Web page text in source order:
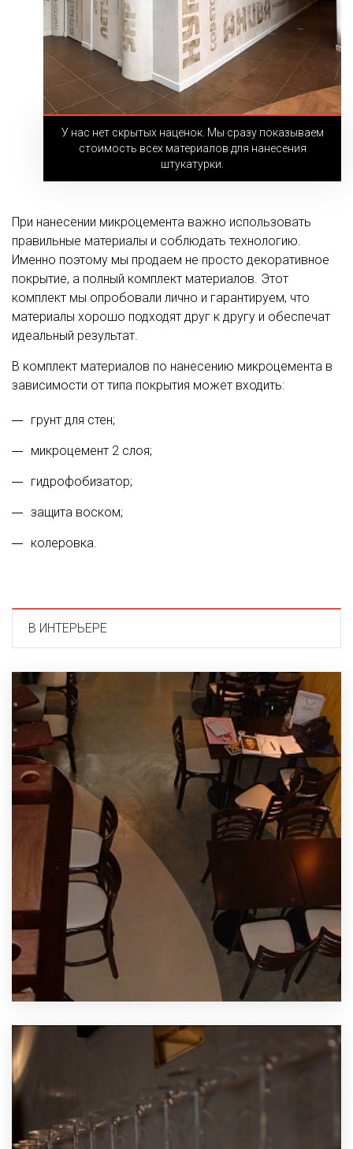
У нас нет скрытых наценок. Мы сразу показываем
стоимость всех материалов для нанесения
штукатурки.
При нанесении микроцемента важно использовать
правильные материалы и соблюдать технологию.
Именно поэтому мы продаем не просто декоративное
покрытие, а полный комплект материалов. Этот
комплект мы опробовали лично и гарантируем, что
материалы хорошо подходят друг к другу и обеспечат
идеальный результат.
В комплект материалов по нанесению микроцемента в
зависимости от типа покрытия может входить:
грунт для стен;
микроцемент 2 слоя;
гидрофобизатор;
защита воском;
колеровка.
В ИНТЕРЬЕРЕ